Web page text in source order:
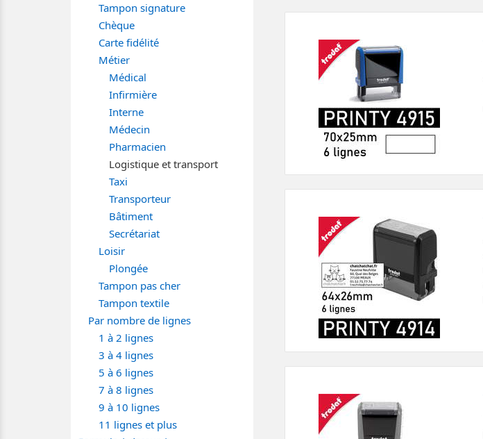
Tampon signature
Chèque
Carte fidélité
Métier
Médical
Infirmière
Interne
Médecin
Pharmacien
Logistique et transport
Taxi
Transporteur
Bâtiment
Secrétariat
Loisir
Plongée
Tampon pas cher
Tampon textile
Par nombre de lignes
1 à 2 lignes
3 à 4 lignes
5 à 6 lignes
7 à 8 lignes
9 à 10 lignes
11 lignes et plus